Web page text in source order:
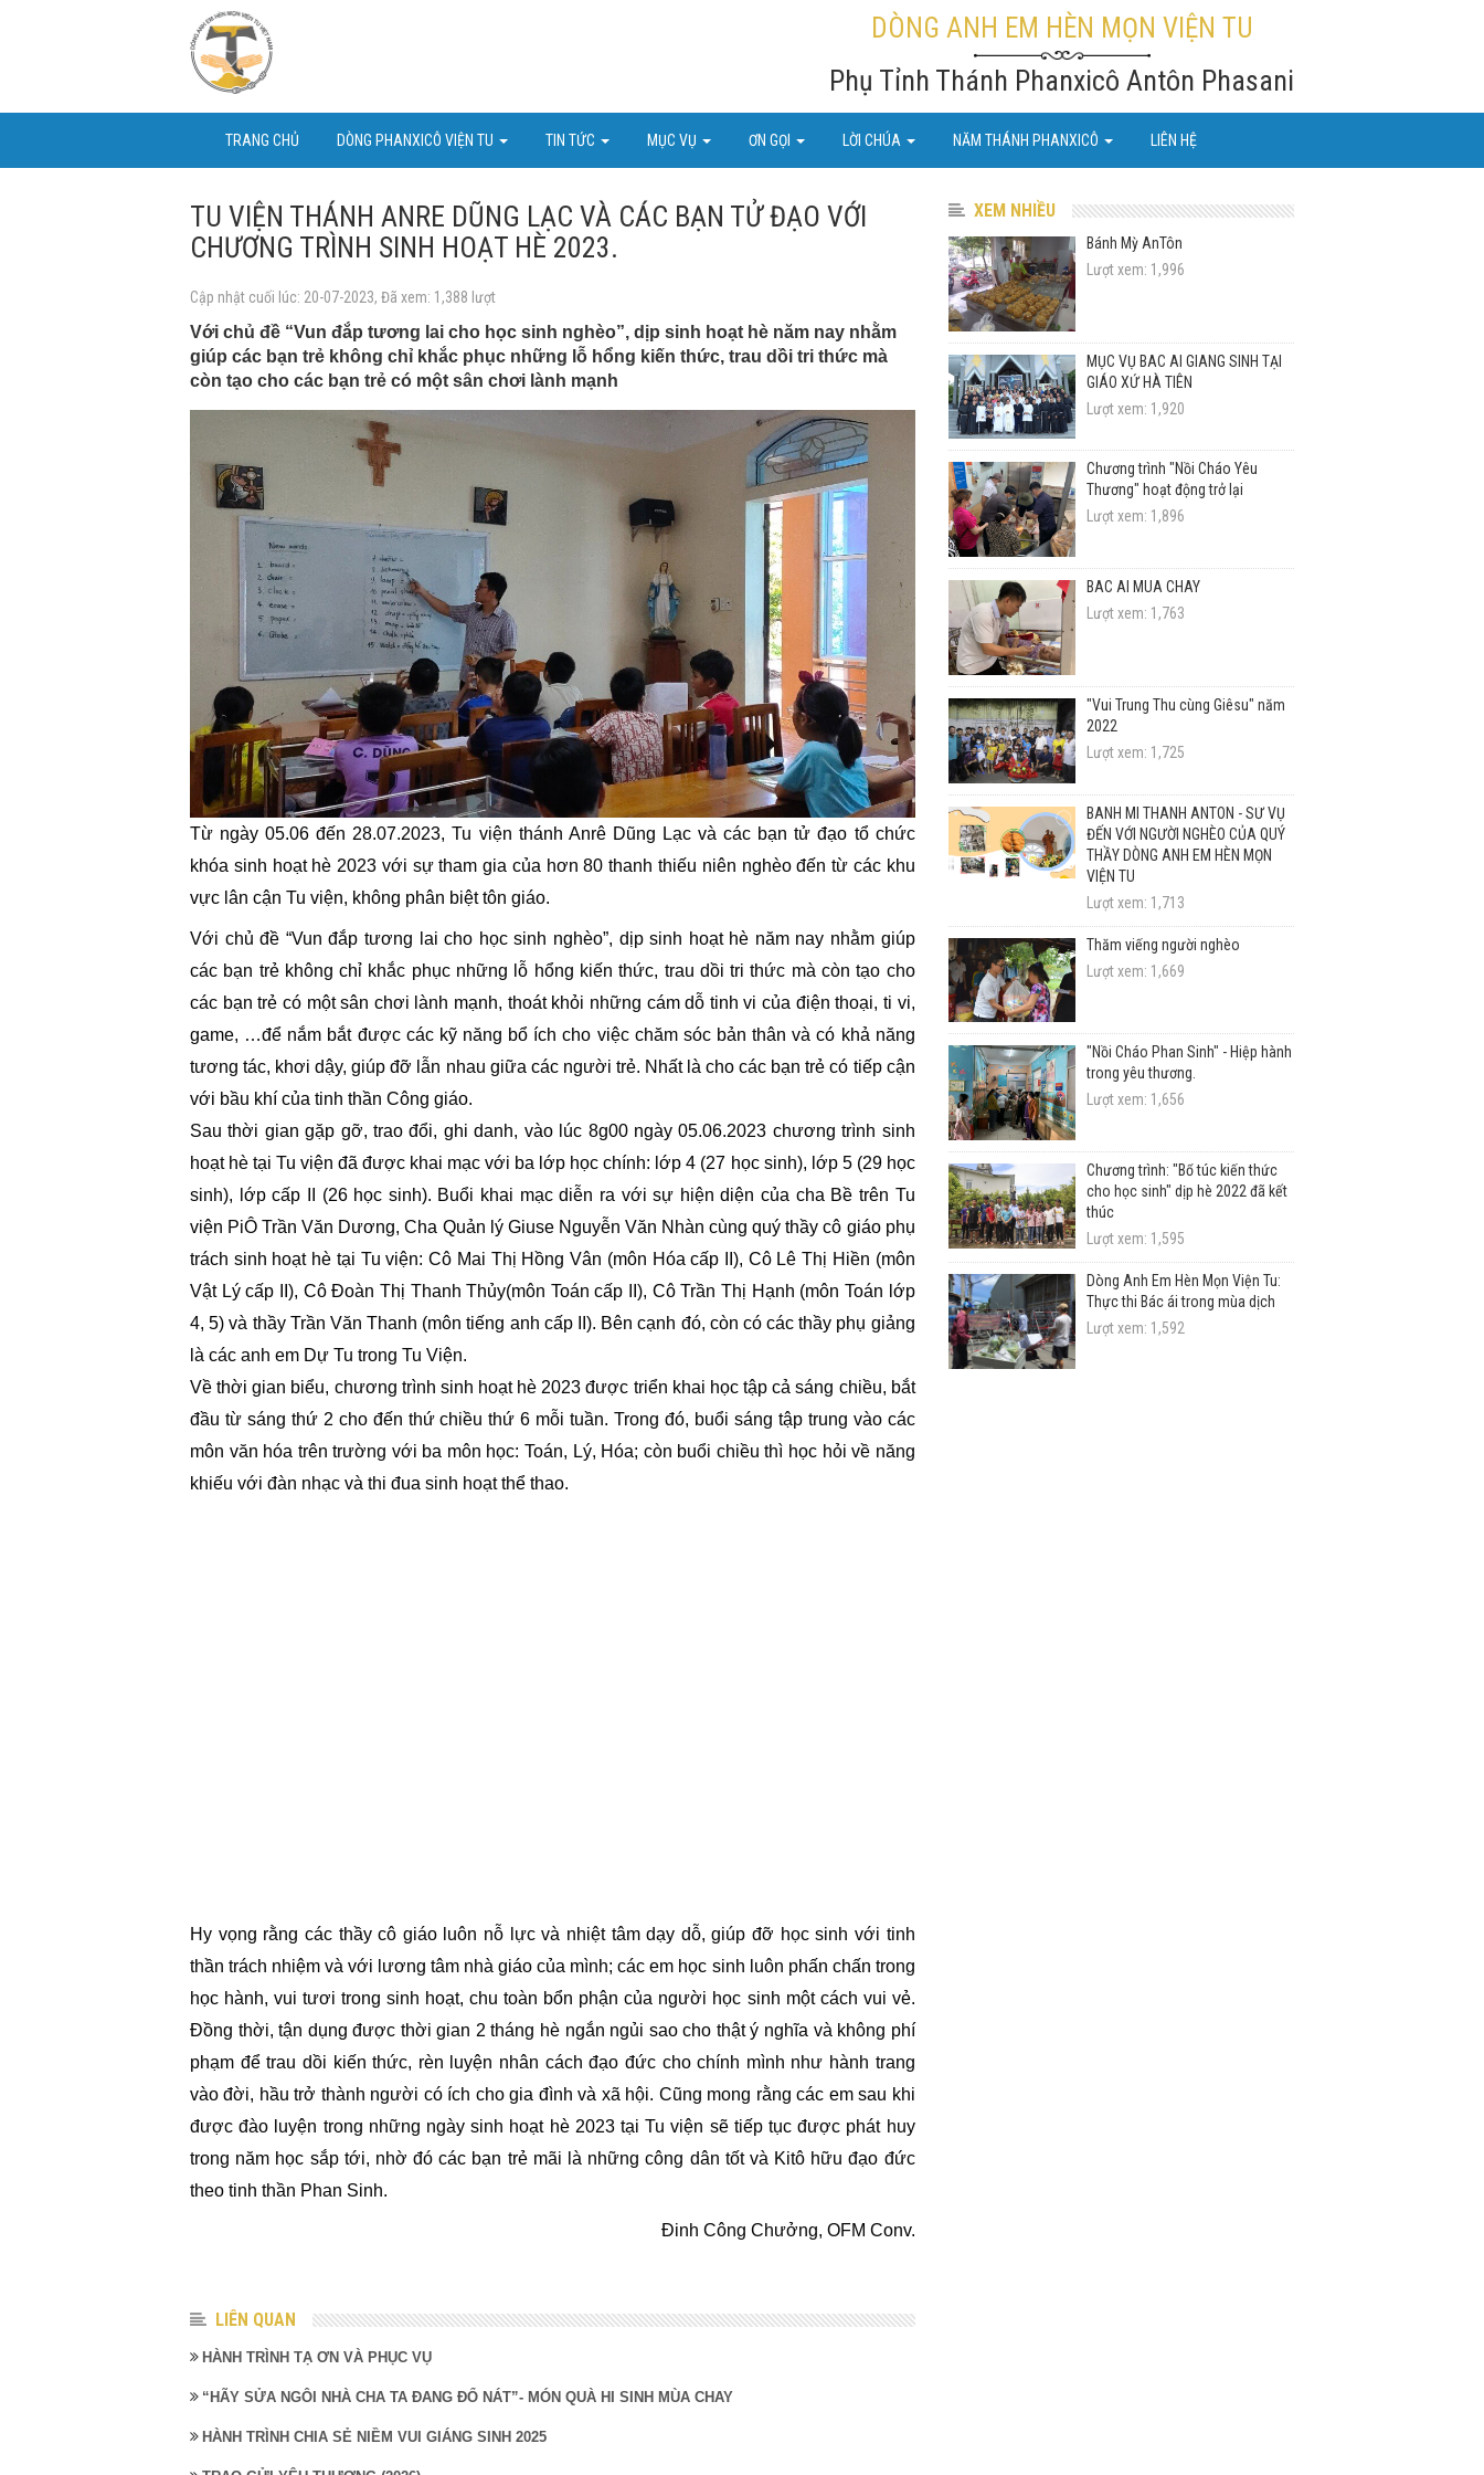
DÒNG ANH EM HÈN MỌN VIỆN TU
Phụ Tỉnh Thánh Phanxicô Antôn Phasani
TRANG CHỦ DÒNG PHANXICÔ VIỆN TU TIN TỨC MỤC VỤ ƠN GỌI LỜI CHÚA NĂM THÁNH PHANXICÔ LIÊN HỆ
TU VIỆN THÁNH ANRE DŨNG LẠC VÀ CÁC BẠN TỬ ĐẠO VỚI
CHƯƠNG TRÌNH SINH HOẠT HÈ 2023.
Cập nhật cuối lúc: 20-07-2023, Đã xem: 1,388 lượt
Với chủ đề “Vun đắp tương lai cho học sinh nghèo”, dịp sinh hoạt hè năm nay nhằm
giúp các bạn trẻ không chỉ khắc phục những lỗ hổng kiến thức, trau dồi tri thức mà
còn tạo cho các bạn trẻ có một sân chơi lành mạnh
Từ ngày 05.06 đến 28.07.2023, Tu viện thánh Anrê Dũng Lạc và các bạn tử đạo tổ chức
khóa sinh hoạt hè 2023 với sự tham gia của hơn 80 thanh thiếu niên nghèo đến từ các khu
vực lân cận Tu viện, không phân biệt tôn giáo.
Với chủ đề “Vun đắp tương lai cho học sinh nghèo”, dịp sinh hoạt hè năm nay nhằm giúp
các bạn trẻ không chỉ khắc phục những lỗ hổng kiến thức, trau dồi tri thức mà còn tạo cho
các bạn trẻ có một sân chơi lành mạnh, thoát khỏi những cám dỗ tinh vi của điện thoại, ti vi,
game, …để nắm bắt được các kỹ năng bổ ích cho việc chăm sóc bản thân và có khả năng
tương tác, khơi dậy, giúp đỡ lẫn nhau giữa các người trẻ. Nhất là cho các bạn trẻ có tiếp cận
với bầu khí của tinh thần Công giáo.
Sau thời gian gặp gỡ, trao đổi, ghi danh, vào lúc 8g00 ngày 05.06.2023 chương trình sinh
hoạt hè tại Tu viện đã được khai mạc với ba lớp học chính: lớp 4 (27 học sinh), lớp 5 (29 học
sinh), lớp cấp II (26 học sinh). Buổi khai mạc diễn ra với sự hiện diện của cha Bề trên Tu
viện PiÔ Trần Văn Dương, Cha Quản lý Giuse Nguyễn Văn Nhàn cùng quý thầy cô giáo phụ
trách sinh hoạt hè tại Tu viện: Cô Mai Thị Hồng Vân (môn Hóa cấp II), Cô Lê Thị Hiền (môn
Vật Lý cấp II), Cô Đoàn Thị Thanh Thủy(môn Toán cấp II), Cô Trần Thị Hạnh (môn Toán lớp
4, 5) và thầy Trần Văn Thanh (môn tiếng anh cấp II). Bên cạnh đó, còn có các thầy phụ giảng
là các anh em Dự Tu trong Tu Viện.
Về thời gian biểu, chương trình sinh hoạt hè 2023 được triển khai học tập cả sáng chiều, bắt
đầu từ sáng thứ 2 cho đến thứ chiều thứ 6 mỗi tuần. Trong đó, buổi sáng tập trung vào các
môn văn hóa trên trường với ba môn học: Toán, Lý, Hóa; còn buổi chiều thì học hỏi về năng
khiếu với đàn nhạc và thi đua sinh hoạt thể thao.
Hy vọng rằng các thầy cô giáo luôn nỗ lực và nhiệt tâm dạy dỗ, giúp đỡ học sinh với tinh
thần trách nhiệm và với lương tâm nhà giáo của mình; các em học sinh luôn phấn chấn trong
học hành, vui tươi trong sinh hoạt, chu toàn bổn phận của người học sinh một cách vui vẻ.
Đồng thời, tận dụng được thời gian 2 tháng hè ngắn ngủi sao cho thật ý nghĩa và không phí
phạm để trau dồi kiến thức, rèn luyện nhân cách đạo đức cho chính mình như hành trang
vào đời, hầu trở thành người có ích cho gia đình và xã hội. Cũng mong rằng các em sau khi
được đào luyện trong những ngày sinh hoạt hè 2023 tại Tu viện sẽ tiếp tục được phát huy
trong năm học sắp tới, nhờ đó các bạn trẻ mãi là những công dân tốt và Kitô hữu đạo đức
theo tinh thần Phan Sinh.
Đinh Công Chưởng, OFM Conv.
LIÊN QUAN
HÀNH TRÌNH TẠ ƠN VÀ PHỤC VỤ
“HÃY SỬA NGÔI NHÀ CHA TA ĐANG ĐỔ NÁT”- MÓN QUÀ HI SINH MÙA CHAY
HÀNH TRÌNH CHIA SẺ NIỀM VUI GIÁNG SINH 2025
XEM NHIỀU
Bánh Mỳ AnTôn
Lượt xem: 1,996
MỤC VỤ BÁC ÁI GIÁNG SINH TẠI
GIÁO XỨ HÀ TIÊN
Lượt xem: 1,920
Chương trình "Nồi Cháo Yêu
Thương" hoạt động trở lại
Lượt xem: 1,896
BÁC ÁI MÙA CHAY
Lượt xem: 1,763
"Vui Trung Thu cùng Giêsu" năm
2022
Lượt xem: 1,725
BÁNH MÌ THÁNH ANTÔN - SỨ VỤ
ĐẾN VỚI NGƯỜI NGHÈO CỦA QUÝ
THẦY DÒNG ANH EM HÈN MỌN
VIỆN TU
Lượt xem: 1,713
Thăm viếng người nghèo
Lượt xem: 1,669
"Nồi Cháo Phan Sinh" - Hiệp hành
trong yêu thương.
Lượt xem: 1,656
Chương trình: "Bổ túc kiến thức
cho học sinh" dịp hè 2022 đã kết
thúc
Lượt xem: 1,595
Dòng Anh Em Hèn Mọn Viện Tu:
Thực thi Bác ái trong mùa dịch
Lượt xem: 1,592